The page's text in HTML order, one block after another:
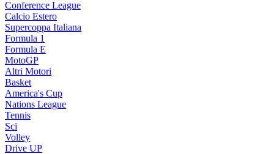
Conference League
Calcio Estero
Supercoppa Italiana
Formula 1
Formula E
MotoGP
Altri Motori
Basket
America's Cup
Nations League
Tennis
Sci
Volley
Drive UP